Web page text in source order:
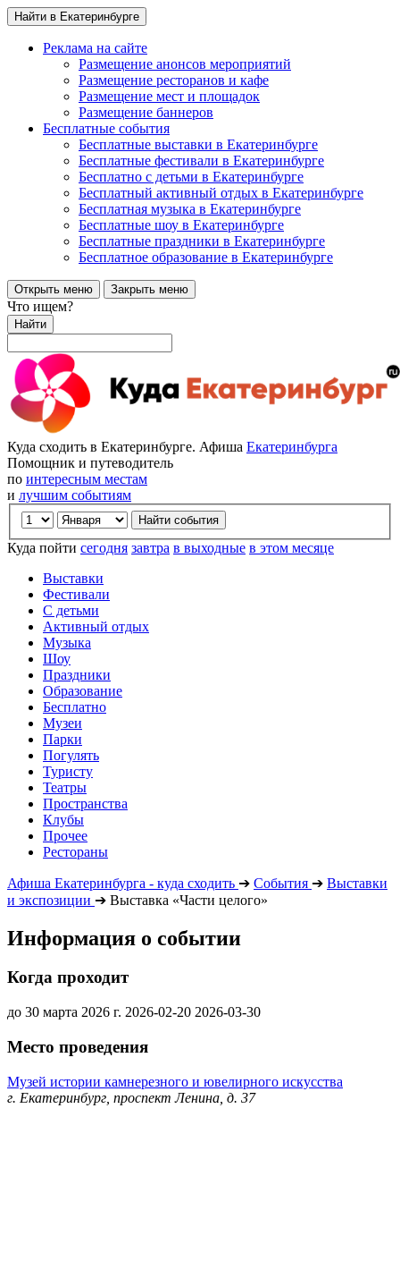
Найти в Екатеринбурге
Реклама на сайте
Размещение анонсов мероприятий
Размещение ресторанов и кафе
Размещение мест и площадок
Размещение баннеров
Бесплатные события
Бесплатные выставки в Екатеринбурге
Бесплатные фестивали в Екатеринбурге
Бесплатно с детьми в Екатеринбурге
Бесплатный активный отдых в Екатеринбурге
Бесплатная музыка в Екатеринбурге
Бесплатные шоу в Екатеринбурге
Бесплатные праздники в Екатеринбурге
Бесплатное образование в Екатеринбурге
Открыть меню Закрыть меню
Что ищем?
Найти
Куда сходить в Екатеринбурге. Афиша Екатеринбурга
Помощник и путеводитель
по интересным местам
и лучшим событиям
Куда пойти сегодня завтра в выходные в этом месяце
Выставки
Фестивали
С детьми
Активный отдых
Музыка
Шоу
Праздники
Образование
Бесплатно
Музеи
Парки
Погулять
Туристу
Театры
Пространства
Клубы
Прочее
Рестораны
Афиша Екатеринбурга - куда сходить ➔ События ➔ Выставки
и экспозиции ➔ Выставка «Части целого»
Информация о событии
Когда проходит
до 30 марта 2026 г. 2026-02-20 2026-03-30
Место проведения
Музей истории камнерезного и ювелирного искусства
г. Екатеринбург, проспект Ленина, д. 37